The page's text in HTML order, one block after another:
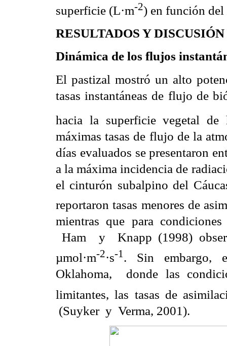
superficie (L·m-2) en función
RESULTADOS Y DISCUSIÓN
Dinámica de los flujos
El pastizal mostró un alto
tasas instantáneas de flujo de
hacia la superficie vegetal de
máximas tasas de flujo de la
días evaluados se presentaron
a la máxima incidencia de
el cinturón subalpino del
reportaron tasas menores de
mientras que para
Ham y Knapp (1998)
µmol·m-2·s-1 . Sin embargo,
Oklahoma, donde las
limitantes, las tasas de
(Suyker y Verma, 2001).